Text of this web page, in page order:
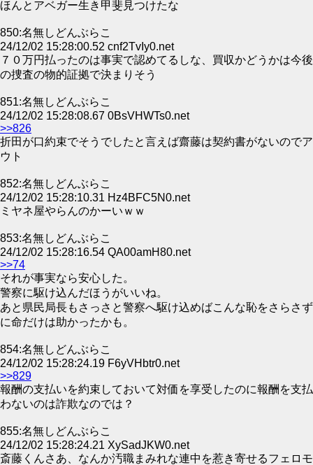
ほんとアベガー生き甲斐見つけたな
850:名無しどんぶらこ
24/12/02 15:28:00.52 cnf2TvIy0.net
７０万円払ったのは事実で認めてるしな、買収かどうかは今後
の捜査の物的証拠で決まりそう
851:名無しどんぶらこ
24/12/02 15:28:08.67 0BsVHWTs0.net
>>826
折田が口約束でそうでしたと言えば齋藤は契約書がないのでア
ウト
852:名無しどんぶらこ
24/12/02 15:28:10.31 Hz4BFC5N0.net
ミヤネ屋やらんのかーいｗｗ
853:名無しどんぶらこ
24/12/02 15:28:16.54 QA00amH80.net
>>74
それが事実なら安心した。
警察に駆け込んだほうがいいね。
あと県民局長もさっさと警察へ駆け込めばこんな恥をさらさず
に命だけは助かったかも。
854:名無しどんぶらこ
24/12/02 15:28:24.19 F6yVHbtr0.net
>>829
報酬の支払いを約束しておいて対価を享受したのに報酬を支払
わないのは詐欺なのでは？
855:名無しどんぶらこ
24/12/02 15:28:24.21 XySadJKW0.net
斎藤くんさあ、なんか汚職まみれな連中を惹き寄せるフェロモ